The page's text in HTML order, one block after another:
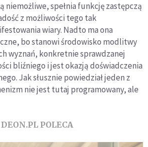
niemożliwe, spełnia funkcję zastępczą
z możliwości tego tak
wiary. Nadto ma ona
bo stanowi środowisko modlitwy
wyznań, konkretnie sprawdzanej
bliźniego i jest okazją doświadczenia
Jak słusznie powiedział jeden z
nie jest tutaj programowany, ale
DEON.PL POLECA